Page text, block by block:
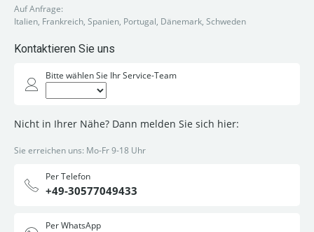
Auf Anfrage:
Italien, Frankreich, Spanien, Portugal, Dänemark, Schweden
Kontaktieren Sie uns
Bitte wählen Sie Ihr Service-Team
Nicht in Ihrer Nähe? Dann melden Sie sich hier:
Sie erreichen uns: Mo-Fr 9-18 Uhr
Per Telefon
+49-30577049433
Per WhatsApp